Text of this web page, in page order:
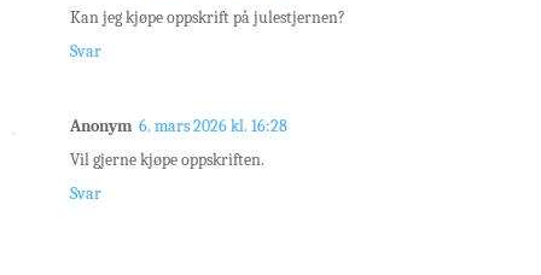
Kan jeg kjøpe oppskrift på julestjernen?
Svar
Anonym 6. mars 2026 kl. 16:28
Vil gjerne kjøpe oppskriften.
Svar